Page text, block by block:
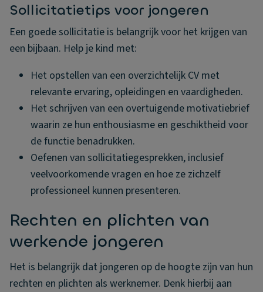
Sollicitatietips voor jongeren
Een goede sollicitatie is belangrijk voor het krijgen van
een bijbaan. Help je kind met:
Het opstellen van een overzichtelijk CV met
relevante ervaring, opleidingen en vaardigheden.
Het schrijven van een overtuigende motivatiebrief
waarin ze hun enthousiasme en geschiktheid voor
de functie benadrukken.
Oefenen van sollicitatiegesprekken, inclusief
veelvoorkomende vragen en hoe ze zichzelf
professioneel kunnen presenteren.
Rechten en plichten van
werkende jongeren
Het is belangrijk dat jongeren op de hoogte zijn van hun
rechten en plichten als werknemer. Denk hierbij aan